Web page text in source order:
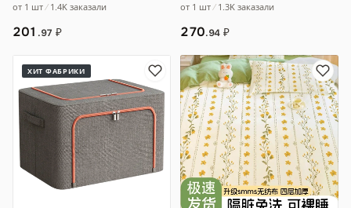
от 1 шт 1.4K заказали
201 .97 ₽
рисовая тк…
от 1 шт 1.3K заказали
270.94 ₽
ХИТ ФАБРИКИ